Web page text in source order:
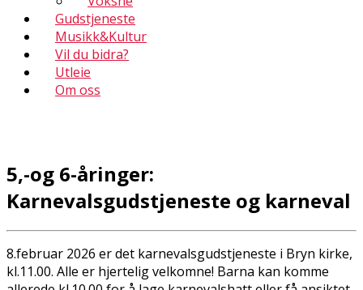
Gudstjeneste
Musikk&Kultur
Vil du bidra?
Utleie
Om oss
5,-og 6-åringer:
Karnevalsgudstjeneste og karneval
8.februar 2026 er det karnevalsgudstjeneste i Bryn kirke,
kl.11.00. Alle er hjertelig velkomne! Barna kan komme